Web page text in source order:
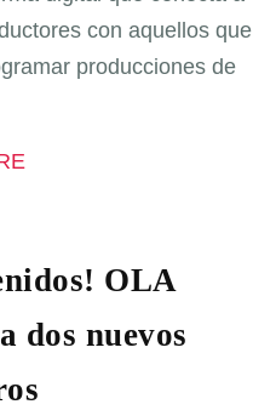
con aquellos que
producciones de
OLA
dos nuevos